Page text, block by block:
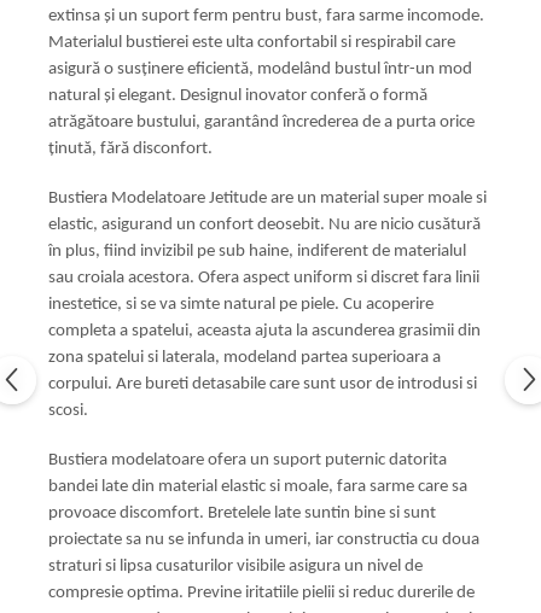
extinsa și un suport ferm pentru bust, fara sarme incomode.
Materialul bustierei este ulta confortabil si respirabil care
asigură o susținere eficientă, modelând bustul într-un mod
natural și elegant. Designul inovator conferă o formă
atrăgătoare bustului, garantând încrederea de a purta orice
ținută, fără disconfort.
Bustiera Modelatoare Jetitude are un material super moale si
elastic, asigurand un confort deosebit. Nu are nicio cusătură
în plus, fiind invizibil pe sub haine, indiferent de materialul
sau croiala acestora. Ofera aspect uniform si discret fara linii
inestetice, si se va simte natural pe piele. Cu acoperire
completa a spatelui, aceasta ajuta la ascunderea grasimii din
zona spatelui si laterala, modeland partea superioara a
corpului. Are bureti detasabile care sunt usor de introdusi si
scosi.
Bustiera modelatoare ofera un suport puternic datorita
bandei late din material elastic si moale, fara sarme care sa
provoace discomfort. Bretelele late suntin bine si sunt
proiectate sa nu se infunda in umeri, iar constructia cu doua
straturi si lipsa cusaturilor visibile asigura un nivel de
compresie optima. Previne iritatiile pielii si reduc durerile de